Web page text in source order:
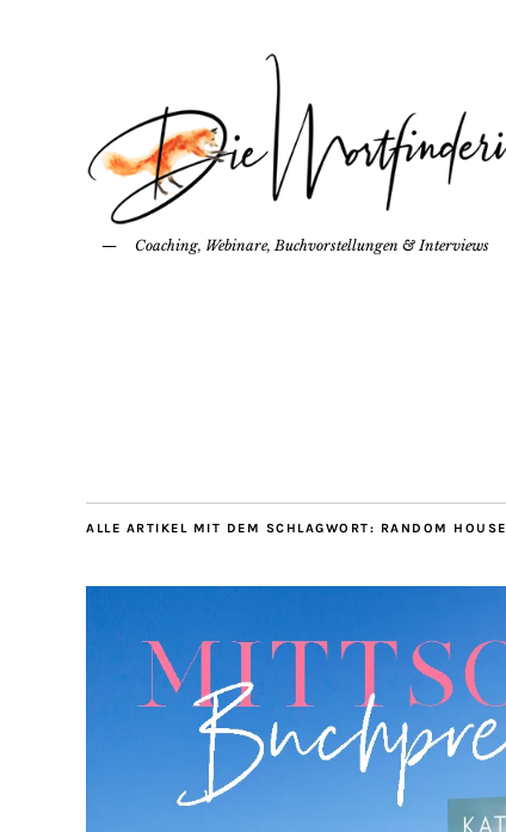
Coaching, Webinare, Buchvorstellungen & Interviews
ALLE ARTIKEL MIT DEM SCHLAGWORT: RANDOM HOUSE